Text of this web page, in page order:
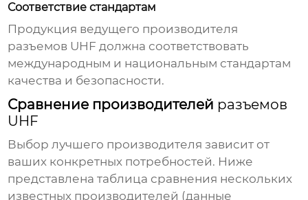
Соответствие стандартам
Продукция ведущего производителя
разъемов UHF должна соответствовать
международным и национальным стандартам
качества и безопасности.
Сравнение производителей разъемов
UHF
Выбор лучшего производителя зависит от
ваших конкретных потребностей. Ниже
представлена таблица сравнения нескольких
известных производителей (данные